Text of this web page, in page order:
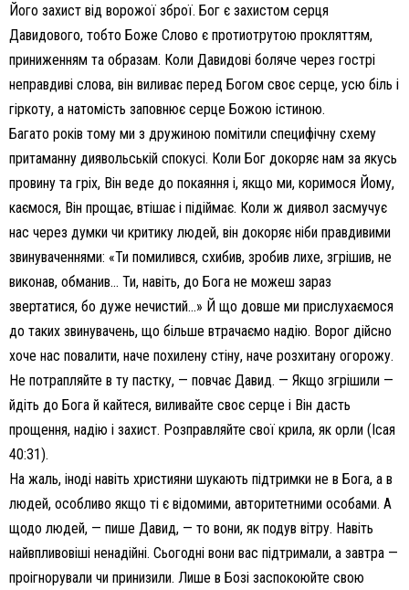
Його захист від ворожої зброї. Бог є захистом серця
Давидового, тобто Боже Слово є протиотрутою прокляттям,
приниженням та образам. Коли Давидові боляче через гострі
неправдиві слова, він виливає перед Богом своє серце, усю біль і
гіркоту, а натомість заповнює серце Божою істиною.
Багато років тому ми з дружиною помітили специфічну схему
притаманну диявольській спокусі. Коли Бог докоряє нам за якусь
провину та гріх, Він веде до покаяння і, якщо ми, коримося Йому,
каємося, Він прощає, втішає і підіймає. Коли ж диявол засмучує
нас через думки чи критику людей, він докоряє ніби правдивими
звинуваченнями: «Ти помилився, схибив, зробив лихе, згрішив, не
виконав, обманив… Ти, навіть, до Бога не можеш зараз
звертатися, бо дуже нечистий…» Й що довше ми прислухаємося
до таких звинувачень, що більше втрачаємо надію. Ворог дійсно
хоче нас повалити, наче похилену стіну, наче розхитану огорожу.
Не потрапляйте в ту пастку, — повчає Давид. — Якщо згрішили —
йдіть до Бога й кайтеся, виливайте своє серце і Він дасть
прощення, надію і захист. Розправляйте свої крила, як орли (Ісая
40:31).
На жаль, іноді навіть християни шукають підтримки не в Бога, а в
людей, особливо якщо ті є відомими, авторитетними особами. А
щодо людей, — пише Давид, — то вони, як подув вітру. Навіть
найвпливовіші ненадійні. Сьогодні вони вас підтримали, а завтра —
проігнорували чи принизили. Лише в Бозі заспокоюйте свою